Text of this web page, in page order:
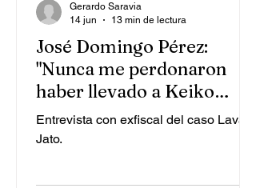
José Domingo Pérez:
"Nunca me perdonaron
haber llevado a Keiko
Fujimori al banquillo"
Entrevista con exfiscal del caso Lava
Jato.
Gerardo Saravia
14 jun
13 min de lectura